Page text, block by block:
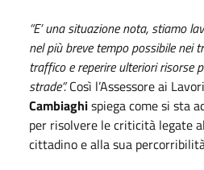
“E’ una situazione nota, stiamo
nel più breve tempo possibile nei
traffico e reperire ulteriori risorse
strade”.Così l’Assessore ai
Cambiaghispiega come si sta
per risolvere le criticità legate
cittadino e alla sua